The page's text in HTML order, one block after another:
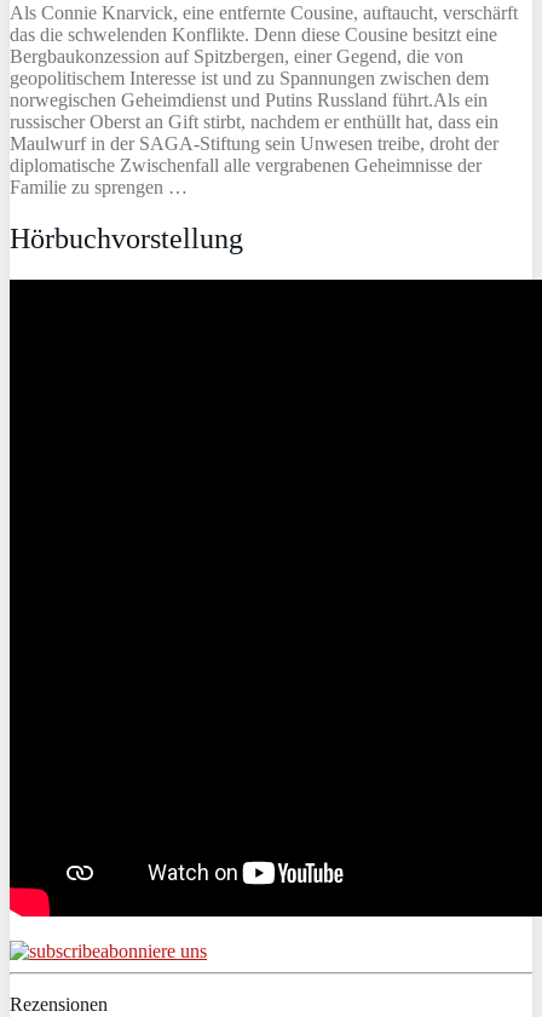
Als Connie Knarvick, eine entfernte Cousine, auftaucht, verschärft
das die schwelenden Konflikte. Denn diese Cousine besitzt eine
Bergbaukonzession auf Spitzbergen, einer Gegend, die von
geopolitischem Interesse ist und zu Spannungen zwischen dem
norwegischen Geheimdienst und Putins Russland führt.Als ein
russischer Oberst an Gift stirbt, nachdem er enthüllt hat, dass ein
Maulwurf in der SAGA-Stiftung sein Unwesen treibe, droht der
diplomatische Zwischenfall alle vergrabenen Geheimnisse der
Familie zu sprengen …
Hörbuchvorstellung
abonniere uns
Rezensionen